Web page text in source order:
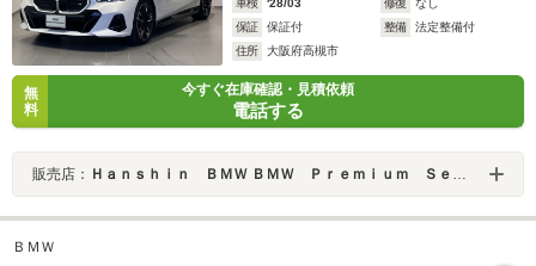
車検 '28/03 修復
なし
保証
保証付 整備
法定整備付
住所
大阪府高槻市
無
料
今すぐ在庫確認・見積依頼
電話する
販売店： Ｈａｎｓｈｉｎ ＢＭＷ ＢＭＷ Ｐｒｅｍｉｕｍ Ｓｅｌｅｃｔｉｏｎ 高槻
ＢＭＷ